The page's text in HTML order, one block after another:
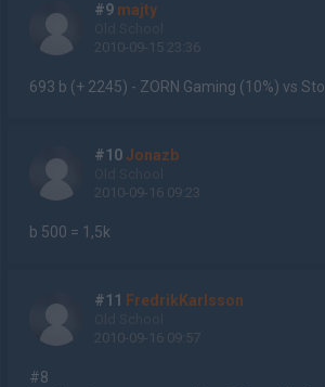
#9 majty
2010-09-15 23:36
693 b (+ 2245) - ZORN Gaming (10%) vs
#10 Jonazb
2010-09-16 09:23
b 500 = 1,5k
#11 FredrikKarlsson
2010-09-16 09:57
#8